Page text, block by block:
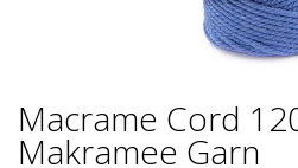
Macrame Cord
Makramee Garn